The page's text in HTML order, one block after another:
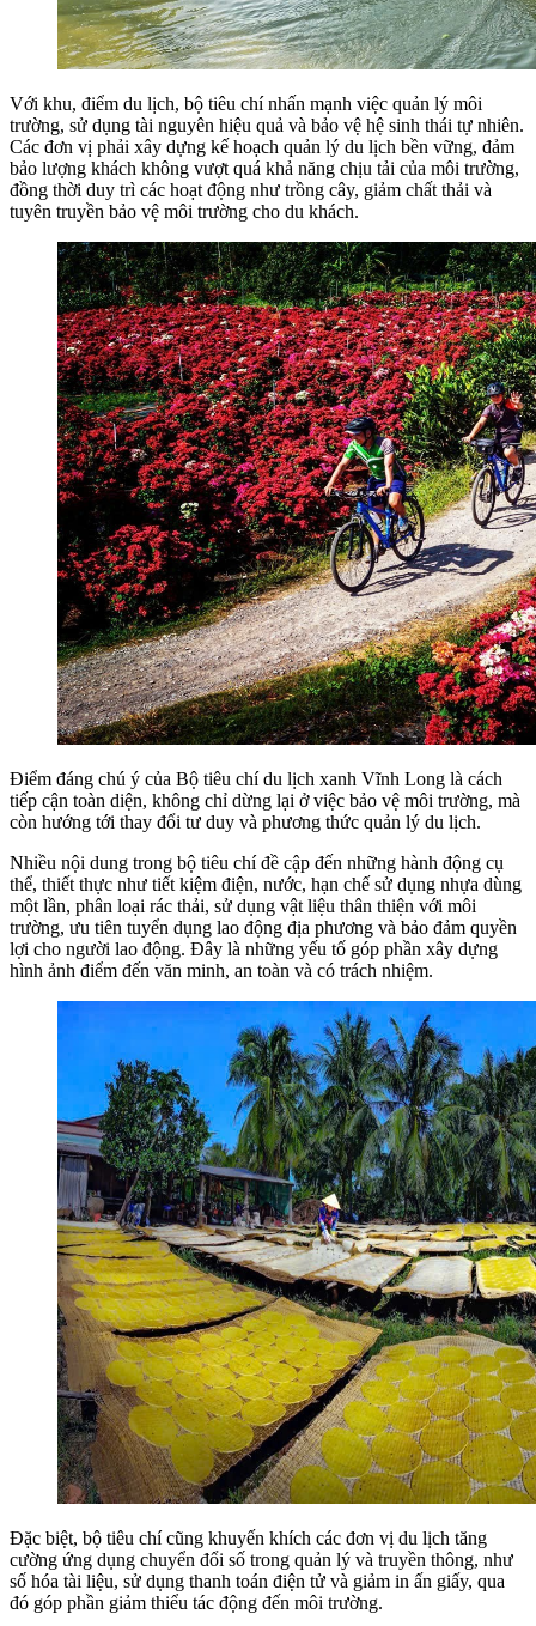
Với khu, điểm du lịch, bộ tiêu chí nhấn mạnh việc quản lý môi
trường, sử dụng tài nguyên hiệu quả và bảo vệ hệ sinh thái tự nhiên.
Các đơn vị phải xây dựng kế hoạch quản lý du lịch bền vững, đảm
bảo lượng khách không vượt quá khả năng chịu tải của môi trường,
đồng thời duy trì các hoạt động như trồng cây, giảm chất thải và
tuyên truyền bảo vệ môi trường cho du khách.
Điểm đáng chú ý của Bộ tiêu chí du lịch xanh Vĩnh Long là cách
tiếp cận toàn diện, không chỉ dừng lại ở việc bảo vệ môi trường, mà
còn hướng tới thay đổi tư duy và phương thức quản lý du lịch.
Nhiều nội dung trong bộ tiêu chí đề cập đến những hành động cụ
thể, thiết thực như tiết kiệm điện, nước, hạn chế sử dụng nhựa dùng
một lần, phân loại rác thải, sử dụng vật liệu thân thiện với môi
trường, ưu tiên tuyển dụng lao động địa phương và bảo đảm quyền
lợi cho người lao động. Đây là những yếu tố góp phần xây dựng
hình ảnh điểm đến văn minh, an toàn và có trách nhiệm.
Đặc biệt, bộ tiêu chí cũng khuyến khích các đơn vị du lịch tăng
cường ứng dụng chuyển đổi số trong quản lý và truyền thông, như
số hóa tài liệu, sử dụng thanh toán điện tử và giảm in ấn giấy, qua
đó góp phần giảm thiểu tác động đến môi trường.